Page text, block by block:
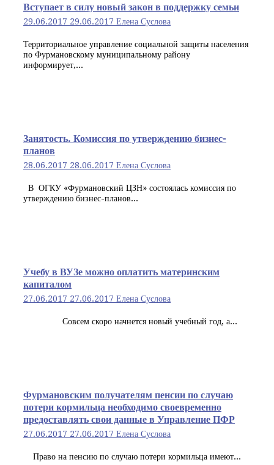
Вступает в силу новый закон в поддержку семьи
29.06.2017 29.06.2017 Елена Суслова
Территориальное управление социальной защиты населения
по Фурмановскому муниципальному району
информирует,...
Занятость. Комиссия по утверждению бизнес-
планов
28.06.2017 28.06.2017 Елена Суслова
В ОГКУ «Фурмановский ЦЗН» состоялась комиссия по
утверждению бизнес-планов...
Учебу в ВУЗе можно оплатить материнским
капиталом
27.06.2017 27.06.2017 Елена Суслова
Совсем скоро начнется новый учебный год, а...
Фурмановским получателям пенсии по случаю
потери кормильца необходимо своевременно
предоставлять свои данные в Управление ПФР
27.06.2017 27.06.2017 Елена Суслова
Право на пенсию по случаю потери кормильца имеют...